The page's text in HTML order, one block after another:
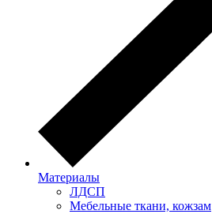
Материалы
ЛДСП
Мебельные ткани, кожзам